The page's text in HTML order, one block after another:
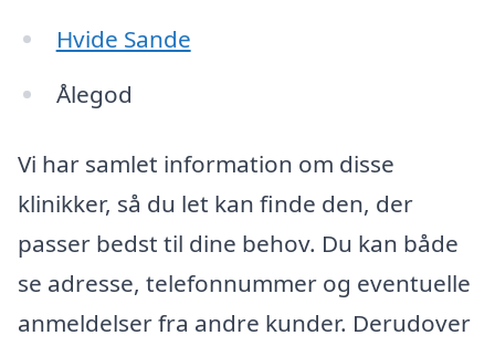
Hvide Sande
Ålegod
Vi har samlet information om disse
klinikker, så du let kan finde den, der
passer bedst til dine behov. Du kan både
se adresse, telefonnummer og eventuelle
anmeldelser fra andre kunder. Derudover